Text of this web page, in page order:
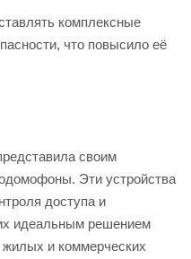
комплексные
что повысило её
своим
Эти устройства
доступа и
идеальным решением
жилых и коммерческих